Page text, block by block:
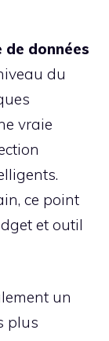
de données
du
vraie
ce point
et outil
un
plus